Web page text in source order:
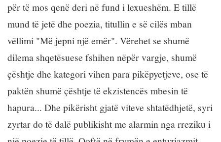
për të mos qenë deri në fund i lexueshëm. E tillë
mund të jetë dhe poezia, titullin e së cilës mban
vëllimi "Më jepni një emër". Vërehet se shumë
dilema shqetësuese fshihen nëpër vargje, shumë
çështje dhe kategori vihen para pikëpyetjeve, ose të
paktën shumë çështje të ekzistencës mbesin të
hapura... Dhe pikërisht gjatë viteve shtatëdhjetë, syri
zyrtar do të dalë publikisht me alarmin nga rreziku i